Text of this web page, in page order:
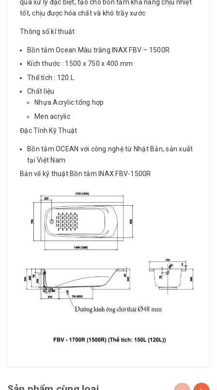
qua xử lý đặc biệt, tạo cho bồn tắm khả năng chịu nhiệt
tốt, chịu được hóa chất và khó trầy xước
Thông số kĩ thuật
Bồn tắm Ocean Màu trắng INAX FBV – 1500R
Kích thước : 1500 x 750 x 400 mm
Thể tích : 120 L
Chất liệu
Nhựa Acrylic tổng hợp
Men acrylic
Đặc Tính Kỹ Thuật
Bồn tắm OCEAN với công nghệ từ Nhật Bản, sản xuất
tại Việt Nam
Bản vẽ kỹ thuật Bồn tắm INAX FBV-1500R